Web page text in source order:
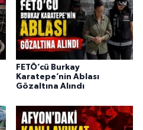
FETÖ’cü Burkay
Karatepe’nin Ablası
Gözaltına Alındı